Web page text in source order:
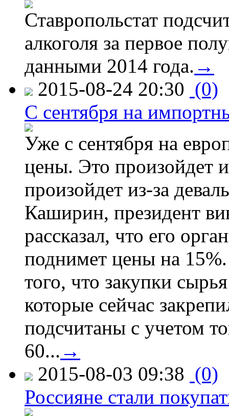
Ставропольстат
алкоголя за первое
данными 2014 года. →
2015-08-24 20:30 (0)
C сентября на
Уже с сентября на
цены. Это произойдет
произойдет из-за
Каширин, президент
рассказал, что его
поднимет цены на
того, что закупки
которые сейчас
подсчитаны с учетом
60... →
2015-08-03 09:38 (0)
Россияне стали